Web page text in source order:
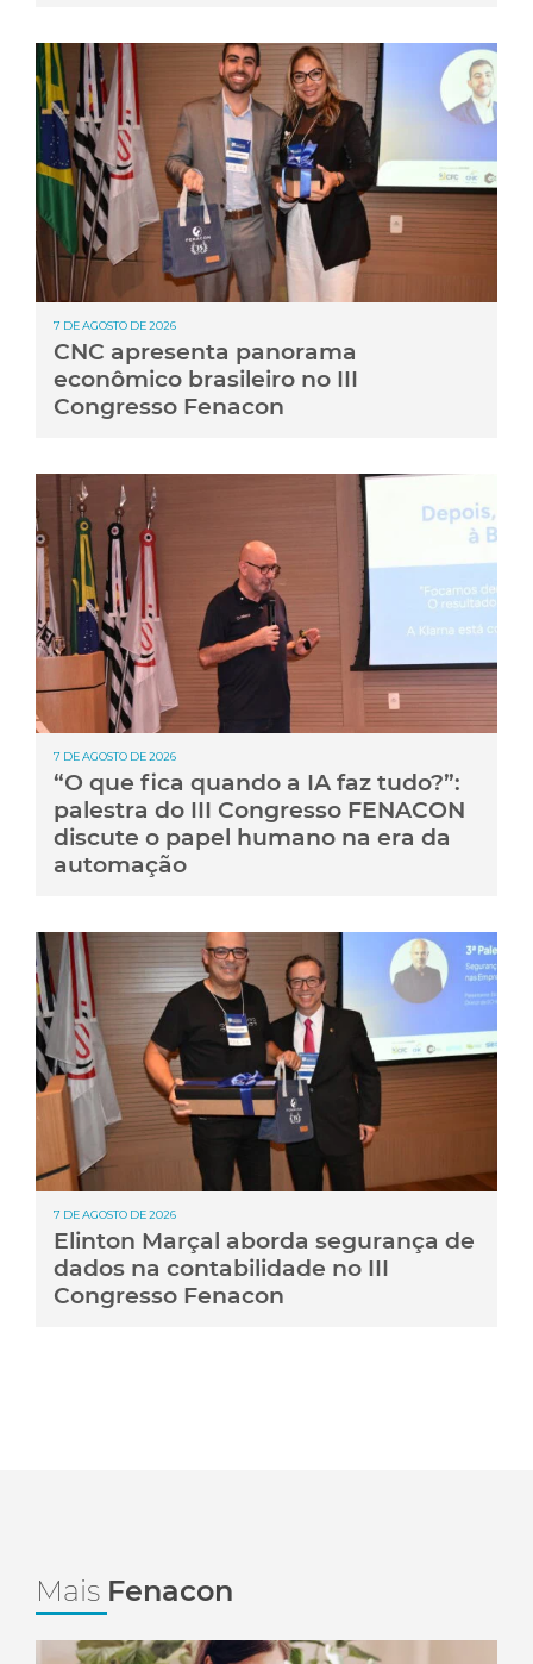
7 DE AGOSTO DE 2026
CNC apresenta panorama
econômico brasileiro no III
Congresso Fenacon
7 DE AGOSTO DE 2026
“O que fica quando a IA faz tudo?”:
palestra do III Congresso FENACON
discute o papel humano na era da
automação
7 DE AGOSTO DE 2026
Elinton Marçal aborda segurança de
dados na contabilidade no III
Congresso Fenacon
Mais Fenacon